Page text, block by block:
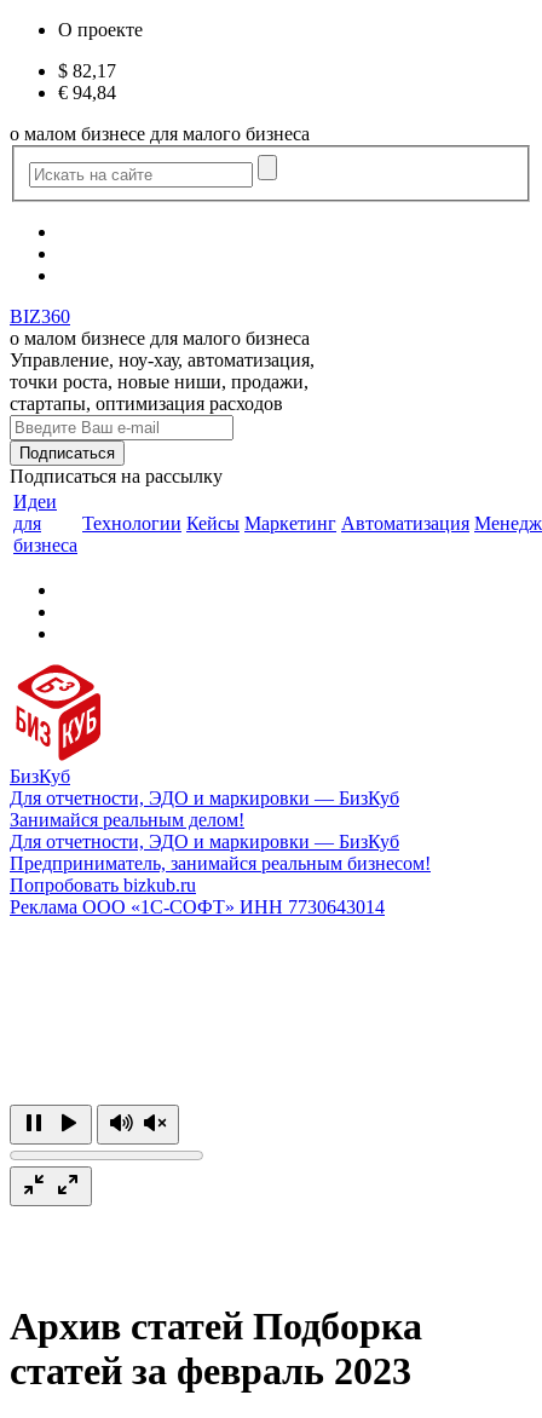
О проекте
$ 82,17
€ 94,84
о малом бизнесе для малого бизнеса
BIZ360
о малом бизнесе для малого бизнеса
Управление, ноу-хау, автоматизация,
точки роста, новые ниши, продажи,
стартапы, оптимизация расходов
Подписаться на рассылку
Идеи
для
бизнеса
Технологии Кейсы Маркетинг Автоматизация
БизКуб
Для отчетности, ЭДО и маркировки — БизКуб
Занимайся реальным делом!
Для отчетности, ЭДО и маркировки — БизКуб
Предприниматель, занимайся реальным бизнесом!
Попробовать bizkub.ru
Реклама ООО «1С-СОФТ» ИНН 7730643014
Архив статей Подборка
статей за февраль 2023